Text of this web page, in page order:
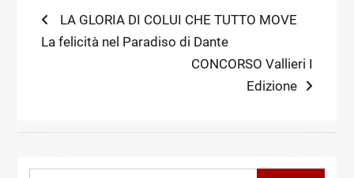
Navigazione
articoli
Previous
post:
LA GLORIA DI COLUI CHE TUTTO MOVE
La felicità nel Paradiso di Dante
Next
CONCORSO Vallieri I
Edizione